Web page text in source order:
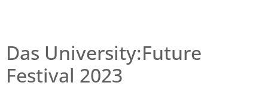
Das University:Future
Festival 2023